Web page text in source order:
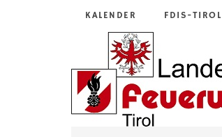
KALENDER FDIS-TIROL